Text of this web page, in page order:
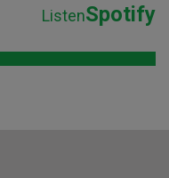
ListenSpotify